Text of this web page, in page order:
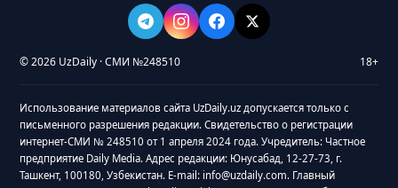
© 2026 UzDaily · СМИ №248510 18+
Использование материалов сайта UzDaily.uz допускается только с
письменного разрешения редакции. Свидетельство о регистрации
интернет-СМИ № 248510 от 1 апреля 2024 года. Учредитель: Частное
предприятие Daily Media. Адрес редакции: Юнусабад, 12-27-73, г.
Ташкент, 100180, Узбекистан. E-mail: info@uzdaily.com. Главный